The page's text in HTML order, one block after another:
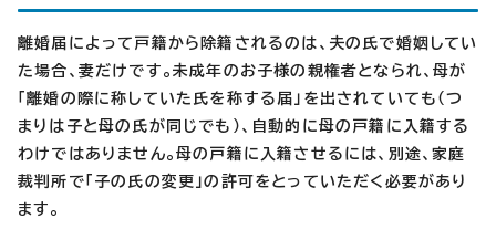
離婚届によって戸籍から除籍されるのは、夫の氏で婚姻してい
た場合、妻だけです。未成年のお子様の親権者となられ、母が
「離婚の際に称していた氏を称する届」を出されていても（つ
まりは子と母の氏が同じでも）、自動的に母の戸籍に入籍する
わけではありません。母の戸籍に入籍させるには、別途、家庭
裁判所で「子の氏の変更」の許可をとっていただく必要があり
ます。